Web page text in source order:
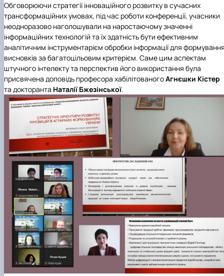
Обговорюючи стратегії інноваційного розвитку в сучасних
трансформаційних умовах, під час роботи конференції, учасники
неодноразово наголошували на наростаючому значенні
інформаційних технологій та їх здатність бути ефективним
аналітичним інструментарієм обробки інформації для
висновків за багатоцільовим критерієм. Саме цим аспектам
штучного інтелекту та перспектив його використання була
присвячена доповідь професора хабілітованогоАгнєшки Кістер
та докторанта Наталії Бжезінської.